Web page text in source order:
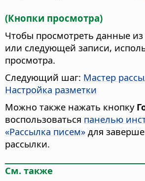
(Кнопки просмотра)
Чтобы просмотреть данные
или следующей записи,
просмотра.
Следующий шаг: Мастер
Настройка разметки
Можно также нажать кнопку
воспользоваться панелью
«Рассылка писем» для
рассылки.
См. также